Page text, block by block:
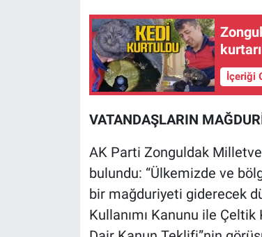
İçeriği
VATANDAŞLARIN
AK Parti Zonguldak
bulundu: “Ülkemizde ve
bir mağduriyeti giderecek
Kullanımı Kanunu ile Çeltik